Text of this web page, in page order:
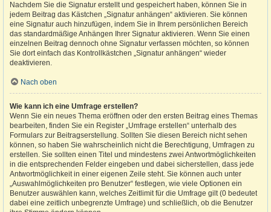
Nachdem Sie die Signatur erstellt und gespeichert haben, können Sie in
jedem Beitrag das Kästchen „Signatur anhängen“ aktivieren. Sie können
eine Signatur auch hinzufügen, indem Sie in Ihrem persönlichen Bereich
das standardmäßige Anhängen Ihrer Signatur aktivieren. Wenn Sie einen
einzelnen Beitrag dennoch ohne Signatur verfassen möchten, so können
Sie dort einfach das Kontrollkästchen „Signatur anhängen“ wieder
deaktivieren.
Nach oben
Wie kann ich eine Umfrage erstellen?
Wenn Sie ein neues Thema eröffnen oder den ersten Beitrag eines Themas
bearbeiten, finden Sie ein Register „Umfrage erstellen“ unterhalb des
Formulars zur Beitragserstellung. Sollten Sie diesen Bereich nicht sehen
können, so haben Sie wahrscheinlich nicht die Berechtigung, Umfragen zu
erstellen. Sie sollten einen Titel und mindestens zwei Antwortmöglichkeiten
in die entsprechenden Felder eingeben und dabei sicherstellen, dass jede
Antwortmöglichkeit in einer eigenen Zeile steht. Sie können auch unter
„Auswahlmöglichkeiten pro Benutzer“ festlegen, wie viele Optionen ein
Benutzer auswählen kann, welches Zeitlimit für die Umfrage gilt (0 bedeutet
dabei eine zeitlich unbegrenzte Umfrage) und schließlich, ob die Benutzer